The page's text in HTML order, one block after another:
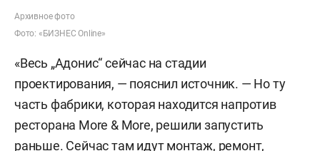
Архивное фото
Фото: «БИЗНЕС Online»
«Весь „Адонис“ сейчас на стадии
проектирования, — пояснил источник. — Но ту
часть фабрики, которая находится напротив
ресторана More & More, решили запустить
раньше. Сейчас там идут монтаж, ремонт,